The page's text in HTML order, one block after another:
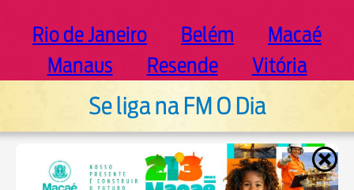
Rio de Janeiro Belém
Macaé
Manaus
Resende Vitória
Se liga na FM O Dia